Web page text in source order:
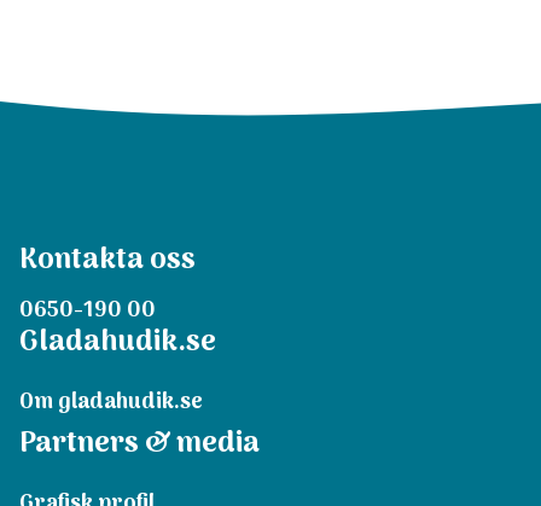
Kontakta oss
0650-190 00
Gladahudik.se
Om gladahudik.se
Partners & media